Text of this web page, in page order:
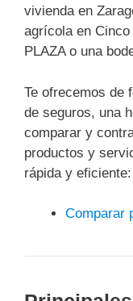
vivienda en
agrícola en
PLAZA o una
Te ofrecemos de
de seguros, una
comparar y
productos y
rápida y eficiente:
Comparar